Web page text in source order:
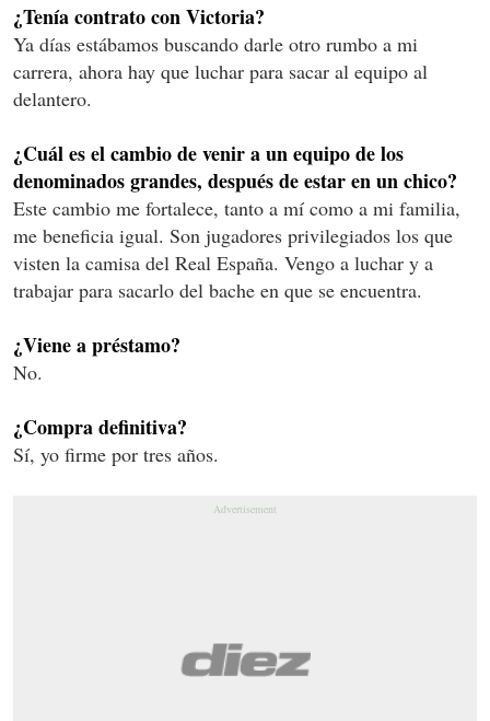
¿Tenía contrato con Victoria?
Ya días estábamos buscando darle otro rumbo a mi
carrera, ahora hay que luchar para sacar al equipo al
delantero.
¿Cuál es el cambio de venir a un equipo de los
denominados grandes, después de estar en un chico?
Este cambio me fortalece, tanto a mí como a mi familia,
me beneficia igual. Son jugadores privilegiados los que
visten la camisa del Real España. Vengo a luchar y a
trabajar para sacarlo del bache en que se encuentra.
¿Viene a préstamo?
No.
¿Compra definitiva?
Sí, yo firme por tres años.